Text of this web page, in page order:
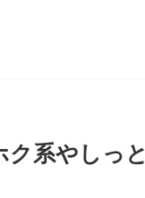
ク系やしっと